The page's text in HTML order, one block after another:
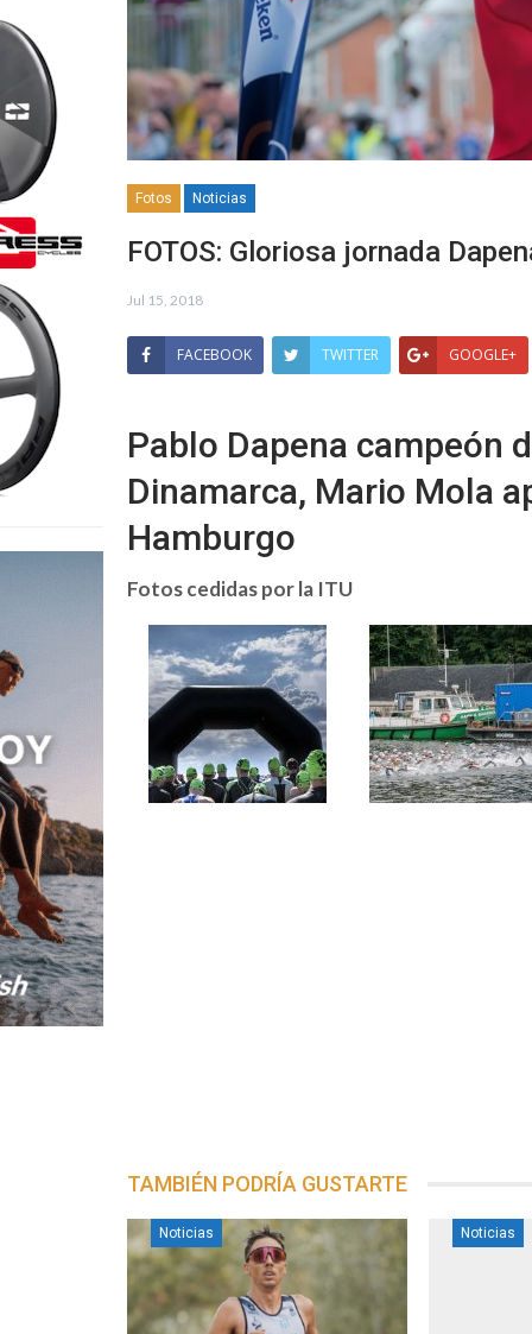
Fotos Noticias
FOTOS: Gloriosa jornada
Jul 15, 2018
FACEBOOK TWITTER GOOGLE+
Pablo Dapena campeón
Dinamarca, Mario Mola
Hamburgo
Fotos cedidas por la ITU
TAMBIÉN PODRÍA GUSTARTE
Noticias Noticias